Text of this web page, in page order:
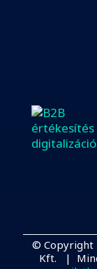
© Copyright
Kft. |